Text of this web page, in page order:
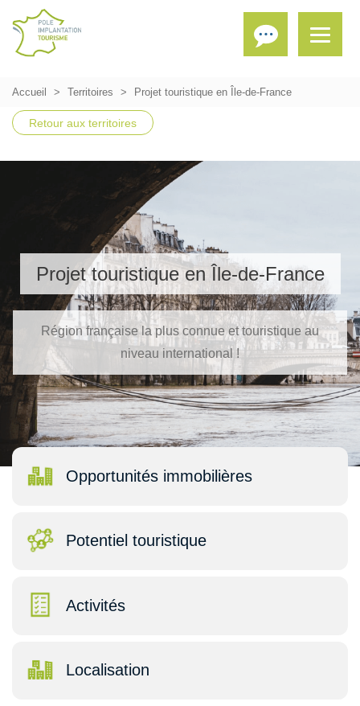
Accueil Territoires Projet touristique en Île-de-France
Retour aux territoires
Projet touristique en Île-de-France
Région française la plus connue et touristique au
niveau international !
Opportunités immobilières
Potentiel touristique
Activités
Localisation